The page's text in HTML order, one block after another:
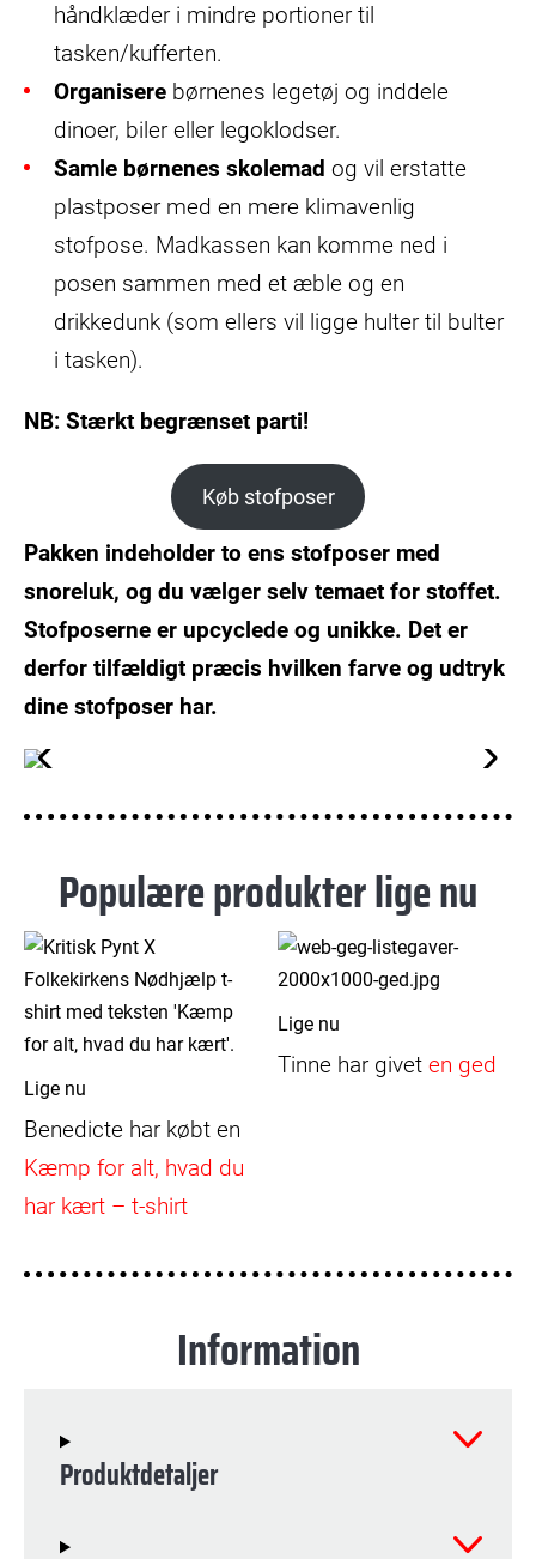
håndklæder i mindre portioner til
tasken/kufferten.
Organisere børnenes legetøj og inddele
dinoer, biler eller legoklodser.
Samle børnenes skolemad og vil erstatte
plastposer med en mere klimavenlig
stofpose. Madkassen kan komme ned i
posen sammen med et æble og en
drikkedunk (som ellers vil ligge hulter til bulter
i tasken).
NB: Stærkt begrænset parti!
Køb stofposer
Pakken indeholder to ens stofposer med
snoreluk, og du vælger selv temaet for stoffet.
Stofposerne er upcyclede og unikke. Det er
derfor tilfældigt præcis hvilken farve og udtryk
dine stofposer har.
Populære produkter lige nu
Lige nu
Benedicte har købt en
Kæmp for alt, hvad du
har kært – t-shirt
Lige nu
Tinne har givet en ged
Information
Produktdetaljer